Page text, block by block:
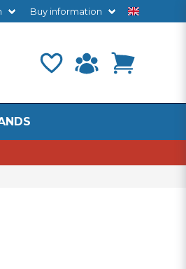
Buy information